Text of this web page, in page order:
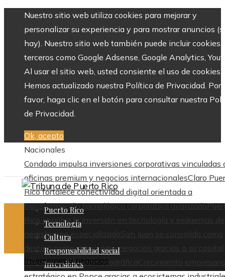
Nuestro sitio web utiliza cookies para mejorar y
personalizar su experiencia y para mostrar anuncios
hay). Nuestro sitio web también puede incluir cookies
terceros como Google Adsense, Google Analytics,
Al usar el sitio web, usted consiente el uso de cookies.
Hemos actualizado nuestra Política de Privacidad. Por
favor, haga clic en el botón para consultar nuestra
de Privacidad.
Ok, acepto
Nacionales
Condado impulsa inversiones corporativas vinculadas
oficinas premium y negocios internacionalesClaro
Rico fortalece conectividad digital orientada a
transformación tecnológica corporativa avanzada
Rico impulsa la inversión en tecnología y esquemas de
nearshoring especializado
San Juan se consolida como
destino competitivo para negocios gracias a su capital
humano y ubicación geográfica
Crecimiento
Puerto Rico
Tecnología
Cultura
Responsabilidad social
Inversiones
Inversiones y negocios